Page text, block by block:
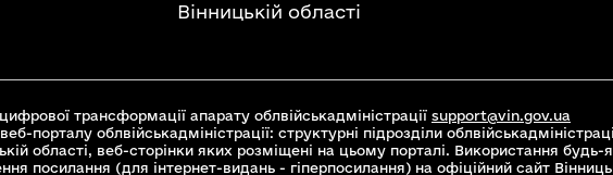
Вінницькій області
трансформації апарату облвійськадміністрації support@vin.gov.ua
порталу облвійськадміністрації: структурні підрозділи
області, веб-сторінки яких розміщені на цьому порталі. Використання будь-
посилання (для інтернет-видань - гіперпосилання) на офіційний сайт